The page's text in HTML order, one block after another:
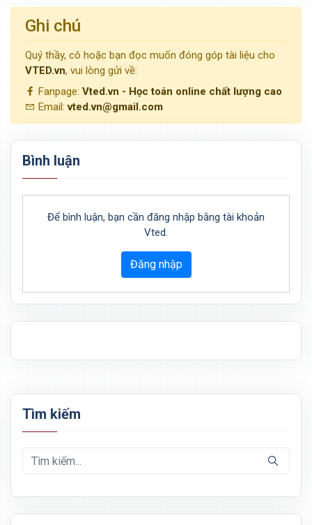
Ghi chú
Quý thầy, cô hoặc bạn đọc muốn đóng góp tài liệu cho
VTED.vn, vui lòng gửi về:
Fanpage: Vted.vn - Học toán online chất lượng cao
Email:vted.vn@gmail.com
Bình luận
Để bình luận, bạn cần đăng nhập bằng tài khoản
Vted.
Đăng nhập
Tìm kiếm